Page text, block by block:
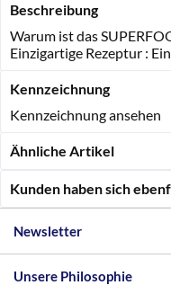
Beschreibung
Warum ist das
Einzigartige Rezeptur :
Kennzeichnung
Kennzeichnung ansehen
Ähnliche Artikel
Kunden haben sich
Newsletter
Unsere Philosophie